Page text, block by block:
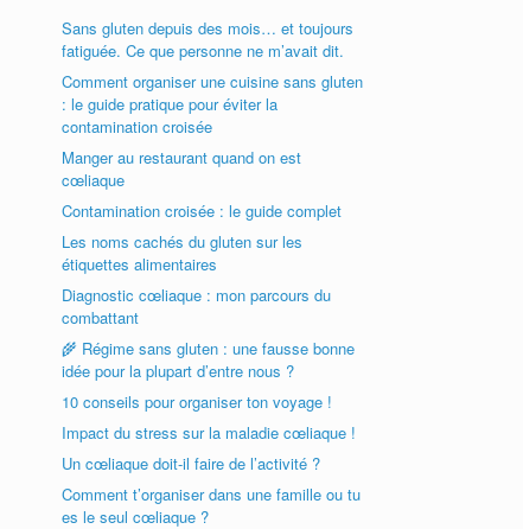
Sans gluten depuis des mois… et toujours
fatiguée. Ce que personne ne m’avait dit.
Comment organiser une cuisine sans gluten
: le guide pratique pour éviter la
contamination croisée
Manger au restaurant quand on est
cœliaque
Contamination croisée : le guide complet
Les noms cachés du gluten sur les
étiquettes alimentaires
Diagnostic cœliaque : mon parcours du
combattant
🌾 Régime sans gluten : une fausse bonne
idée pour la plupart d’entre nous ?
10 conseils pour organiser ton voyage !
Impact du stress sur la maladie cœliaque !
Un cœliaque doit-il faire de l’activité ?
Comment t’organiser dans une famille ou tu
es le seul cœliaque ?